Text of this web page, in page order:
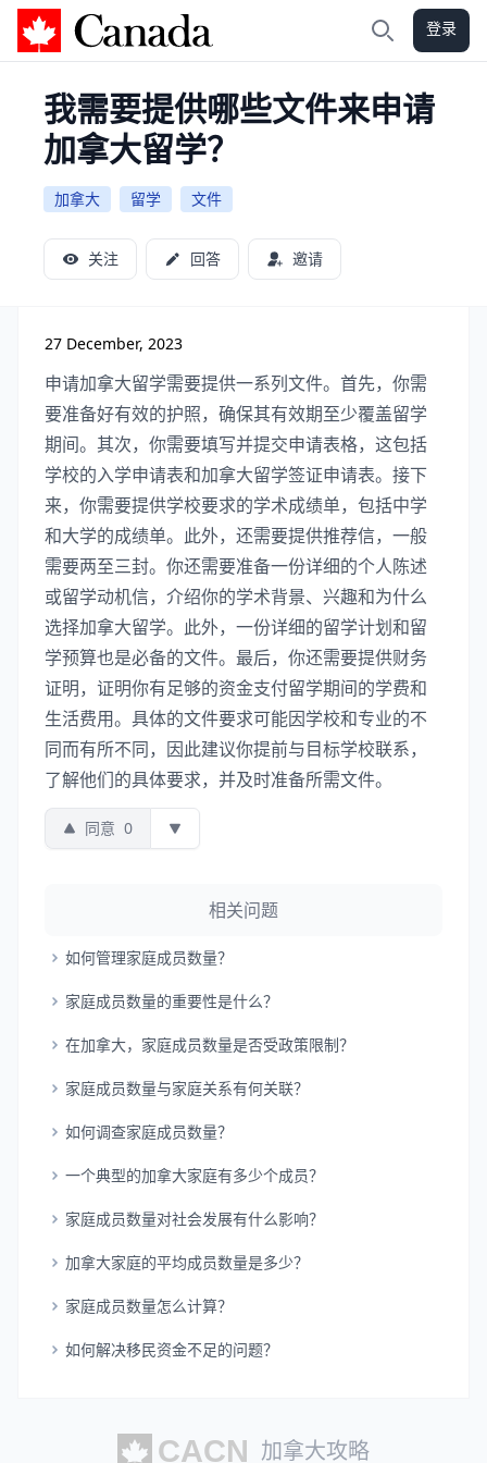
加拿大攻略 登录
我需要提供哪些文件来申请
加拿大留学？
加拿大 留学 文件
关注 回答 邀请
27 December, 2023
申请加拿大留学需要提供一系列文件。首先，你需
要准备好有效的护照，确保其有效期至少覆盖留学
期间。其次，你需要填写并提交申请表格，这包括
学校的入学申请表和加拿大留学签证申请表。接下
来，你需要提供学校要求的学术成绩单，包括中学
和大学的成绩单。此外，还需要提供推荐信，一般
需要两至三封。你还需要准备一份详细的个人陈述
或留学动机信，介绍你的学术背景、兴趣和为什么
选择加拿大留学。此外，一份详细的留学计划和留
学预算也是必备的文件。最后，你还需要提供财务
证明，证明你有足够的资金支付留学期间的学费和
生活费用。具体的文件要求可能因学校和专业的不
同而有所不同，因此建议你提前与目标学校联系，
了解他们的具体要求，并及时准备所需文件。
同意 0
相关问题
如何管理家庭成员数量？
家庭成员数量的重要性是什么？
在加拿大，家庭成员数量是否受政策限制？
家庭成员数量与家庭关系有何关联？
如何调查家庭成员数量？
一个典型的加拿大家庭有多少个成员？
家庭成员数量对社会发展有什么影响？
加拿大家庭的平均成员数量是多少？
家庭成员数量怎么计算？
如何解决移民资金不足的问题？
加拿大攻略